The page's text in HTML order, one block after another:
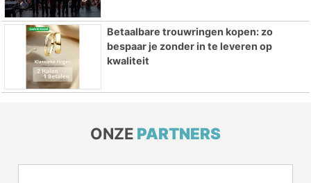
Betaalbare trouwringen kopen: zo
bespaar je zonder in te leveren op
kwaliteit
ONZE PARTNERS